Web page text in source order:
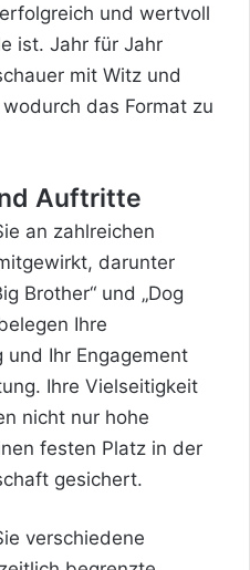
und wertvoll
ist. Jahr für Jahr
mit Witz und
das Format zu
Auftritte
an zahlreichen
darunter
Brother“ und „Dog
Ihre
und Ihr Engagement
Ihre Vielseitigkeit
nicht nur hohe
festen Platz in der
gesichert.
verschiedene